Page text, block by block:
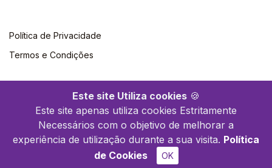
Este site Utiliza cookies 🍪
Este site apenas utiliza cookies Estritamente
Necessários com o objetivo de melhorar a
experiência de utilização durante a sua visita. Política
de Cookies
OK
Política de Privacidade
Termos e Condições
©2026 Polytechnica. Todos os direitos reservados